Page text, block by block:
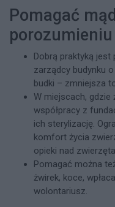
Pomagać
porozumieniu
Dobrą praktyką
zarządcy budynku
budki – zmniejsza
W miejscach, gdzie
współpracy z
ich sterylizację.
komfort życia
opieki nad
Pomagać można
żwirek, koce,
wolontariusz.